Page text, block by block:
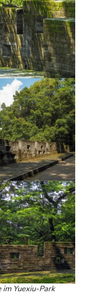
Yuexiu-Park